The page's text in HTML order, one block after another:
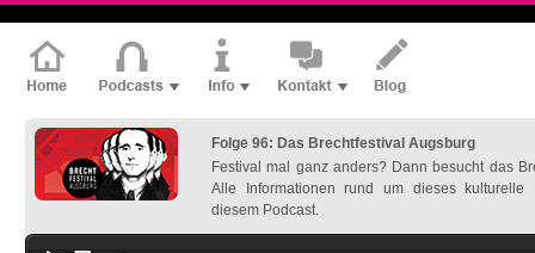
Folge 96: Das Brechtfestival Augsburg
Festival mal ganz anders? Dann besucht das
Alle Informationen rund um dieses
diesem Podcast.